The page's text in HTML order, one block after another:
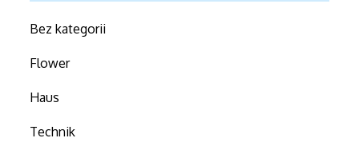
Bez kategorii
Flower
Haus
Technik